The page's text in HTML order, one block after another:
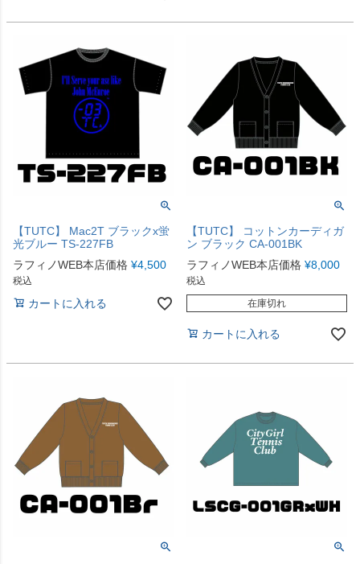
【TUTC】 Mac2T ブラックx蛍
光ブルー TS-227FB
ラフィノWEB本店価格 ¥4,500
税込
カートに入れる
【TUTC】 コットンカーディガ
ン ブラック CA-001BK
ラフィノWEB本店価格 ¥8,000
税込
在庫切れ
カートに入れる